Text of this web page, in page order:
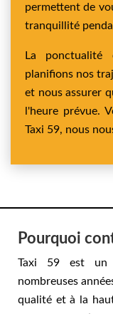
permettent de
tranquillité
La
planifions nos
et nous assurer
l'heure prévue.
Taxi 59, nous
Pourquoi
Taxi 59 est un
nombreuses
qualité et à la